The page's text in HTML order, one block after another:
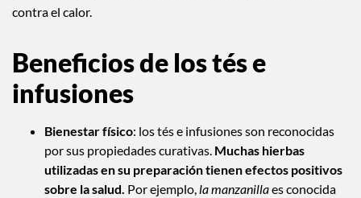
contra el calor.
Beneficios de los tés e
infusiones
Bienestar físico: los tés e infusiones son reconocidas
por sus propiedades curativas. Muchas hierbas
utilizadas en su preparación tienen efectos positivos
sobre la salud. Por ejemplo,la manzanillaes conocida